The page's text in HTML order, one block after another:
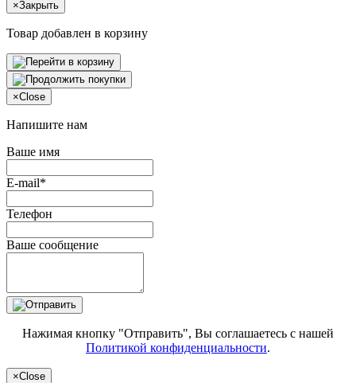
×Закрыть
Товар добавлен в корзину
×Close
Напишите нам
Ваше имя
E-mail*
Телефон
Ваше сообщение
Нажимая кнопку "Отправить", Вы соглашаетесь с нашей
Политикой конфиденциальности.
×Close